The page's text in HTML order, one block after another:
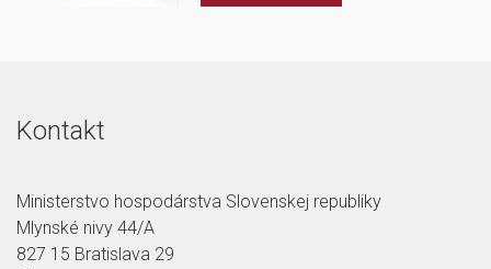
Kontakt
Ministerstvo hospodárstva Slovenskej republiky
Mlynské nivy 44/A
827 15 Bratislava 29